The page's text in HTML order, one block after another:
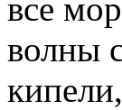
все
волны